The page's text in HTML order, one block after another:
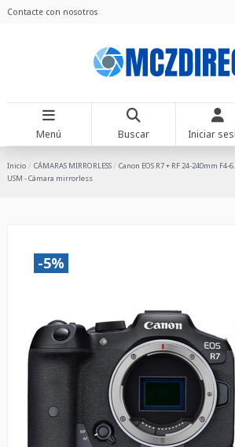
Contacte con nosotros
Menú Buscar Iniciar
Inicio CÁMARAS MIRRORLESS
Canon EOS R7 + RF 24-240mm F4-
USM - Cámara mirrorless
-5%